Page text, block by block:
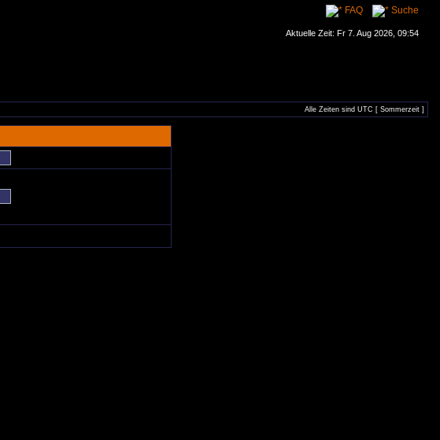
FAQ Suche
Aktuelle Zeit: Fr 7. Aug 2026, 09:54
Alle Zeiten sind UTC [ Sommerzeit ]